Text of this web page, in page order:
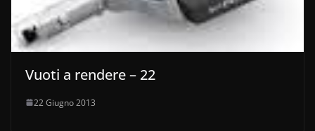
Vuoti a rendere – 22
22 Giugno 2013